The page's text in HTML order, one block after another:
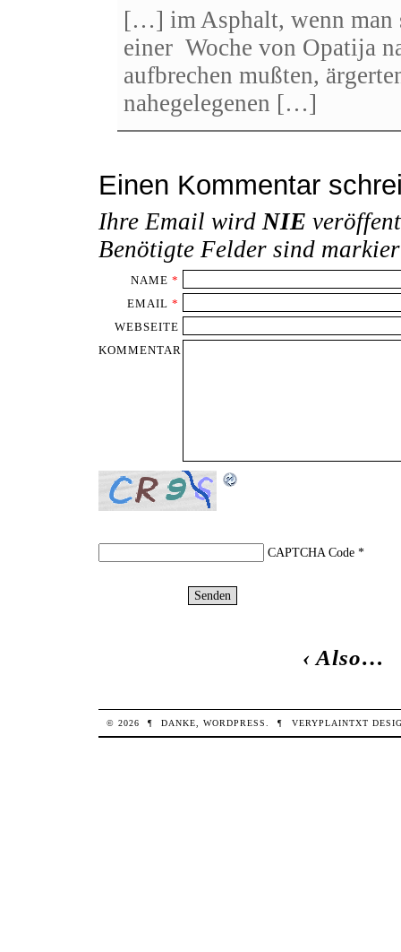
[…] im Asphalt, wenn man
einer Woche von Opatija
aufbrechen mußten,
nahegelegenen […]
Einen Kommentar
Ihre Email wird NIE
Benötigte Felder sind
NAME *
EMAIL *
WEBSEITE
KOMMENTAR
CAPTCHA Code*
‹Also…
© 2026 ¶ DANKE,WORDPRESS. ¶ VERYPLAINTXT